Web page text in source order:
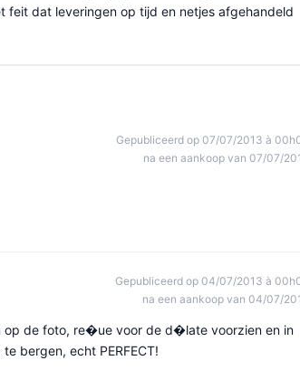
feit dat leveringen op tijd en netjes afgehandeld
Gepubliceerd op 07/07/2013 à
na een aankoop van 07/07/
Gepubliceerd op 04/07/2013 à
na een aankoop van 04/07/
de foto, re�ue voor de d�late voorzien en in
bergen, echt PERFECT!